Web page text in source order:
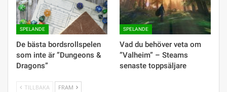
SPELANDE
De bästa bordsrollspelen
som inte är ”Dungeons &
Dragons”
SPELANDE
Vad du behöver veta om
”Valheim” – Steams
senaste toppsäljare
TILLBAKA FRAM